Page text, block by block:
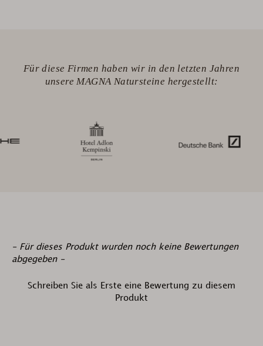
Für diese Firmen haben wir in den letzten Jahren
unsere MAGNA Natursteine hergestellt:
- Für dieses Produkt wurden noch keine Bewertungen
abgegeben -
Schreiben Sie als Erste eine Bewertung zu diesem
Produkt
New content loaded